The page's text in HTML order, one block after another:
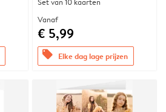
Vanaf
€ 5,99
offers Elke dag lage prijzen